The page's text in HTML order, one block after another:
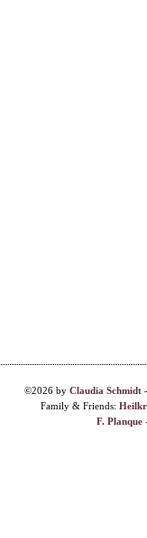
©2026 by Claudia Schmidt
Family & Friends:
F. Planque